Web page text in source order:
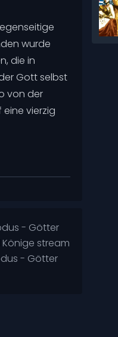
wurde
die in
Gott selbst
von der
vierzig
- Götter
stream
- Götter